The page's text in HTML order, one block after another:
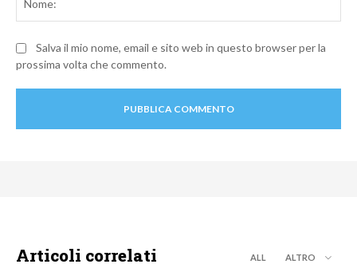
Salva il mio nome, email e sito web in questo browser per la
prossima volta che commento.
Articoli correlati ALL ALTRO